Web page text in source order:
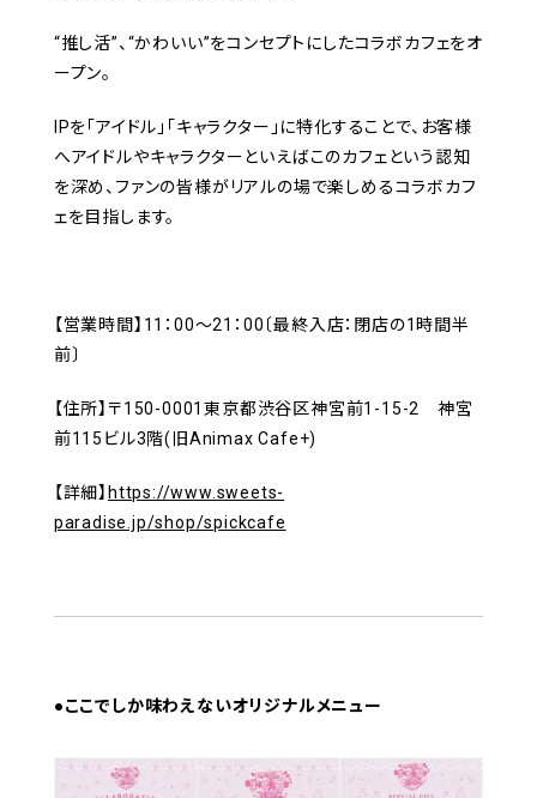
“推し活”、“かわいい”をコンセプトにしたコラボカフェをオ
ープン。
IPを「アイドル」「キャラクター」に特化することで、お客様
へアイドルやキャラクターといえばこのカフェという認知
を深め、ファンの皆様がリアルの場で楽しめるコラボカフ
ェを目指します。
【営業時間】11：00～21：00〔最終入店：閉店の1時間半
前〕
【住所】〒150-0001東京都渋谷区神宮前1-15-2 神宮
前115ビル3階(旧Animax Cafe+)
【詳細】 https://www.sweets-
paradise.jp/shop/spickcafe
●ここでしか味わえないオリジナルメニュー